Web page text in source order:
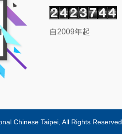
自2009年起
Chinese Taipei, All Rights Reserved.